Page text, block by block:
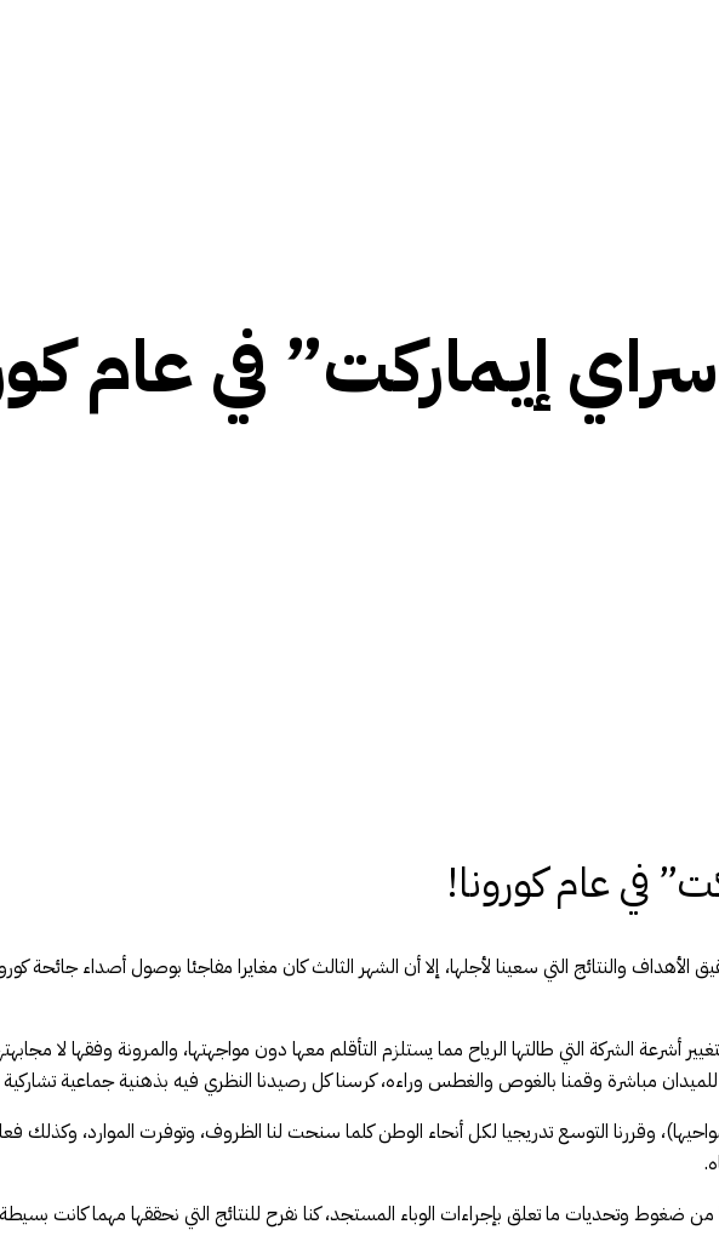
إيماركت” في عام
في عام كورونا!
كبيرة لتحقيق الأهداف والنتائج التي سعينا لأجلها، إلا أن الشهر الثالث كان مغايرا مفاجئا بوصول أصداء
الشركة التي طالتها الرياح مما يستلزم التأقلم معها دون مواجهتها، والمرونة وفقها لا
للميدان مباشرة وقمنا بالغوص والغطس وراءه، كرسنا كل رصيدنا النظري فيه بذهنية جماعية تشاركية
وقررنا التوسع تدريجيا لكل أنحاء الوطن كلما سنحت لنا الظروف، وتوفرت الموارد، وكذلك
ضغوط وتحديات ما تعلق بإجراءات الوباء المستجد، كنا نفرح للنتائج التي نحققها مهما كانت